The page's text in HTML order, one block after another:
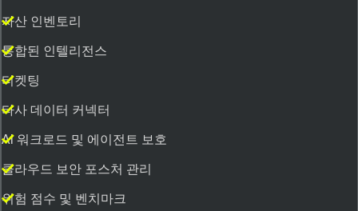
자산 인벤토리
통합된 인텔리전스
티켓팅
타사 데이터 커넥터
AI 워크로드 및 에이전트 보호
클라우드 보안 포스처 관리
위험 점수 및 벤치마크